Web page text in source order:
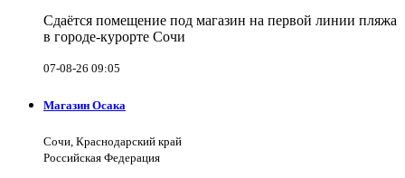
Сдаётся помещение под магазин на первой линии пляжа
в городе-курорте Сочи
07-08-26 09:05
Магазин Осака
Сочи, Краснодарский край
Российская Федерация